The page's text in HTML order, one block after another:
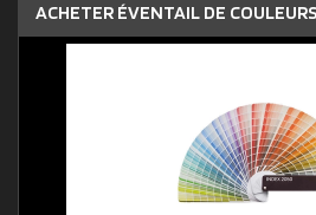
ACHETER ÉVENTAIL DE